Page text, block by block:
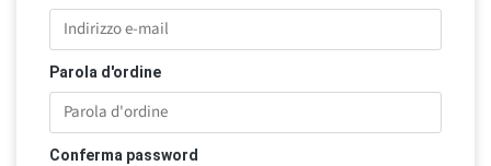
Parola d'ordine
Conferma password